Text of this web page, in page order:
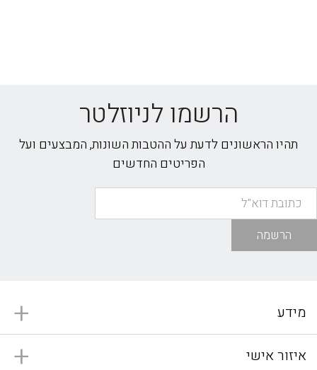
הרשמו לניוזלטר
תהיו הראשונים לדעת על ההטבות השונות, המבצעים ועל
הפריטים החדשים
הרשמה
מידע
איזור אישי